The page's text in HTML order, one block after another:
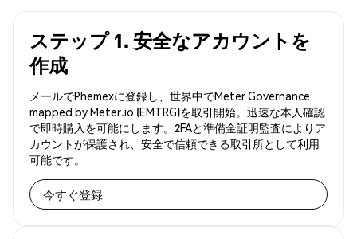
ステップ 1. 安全なアカウントを
作成
メールでPhemexに登録し、世界中でMeter Governance
mapped by Meter.io (EMTRG)を取引開始。迅速な本人確認
で即時購入を可能にします。2FAと準備金証明監査によりア
カウントが保護され、安全で信頼できる取引所として利用
可能です。
今すぐ登録